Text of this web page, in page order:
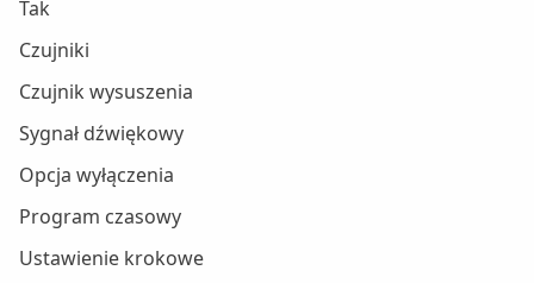
Tak
Czujniki
Czujnik wysuszenia
Sygnał dźwiękowy
Opcja wyłączenia
Program czasowy
Ustawienie krokowe